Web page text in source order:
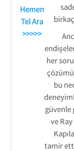
Hemen
Tel Ara
>>>>>
her
bu
güvenle
ve
tamir